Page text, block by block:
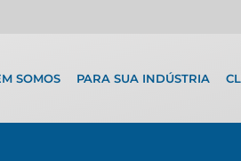
SOMOS PARA SUA INDÚSTRIA